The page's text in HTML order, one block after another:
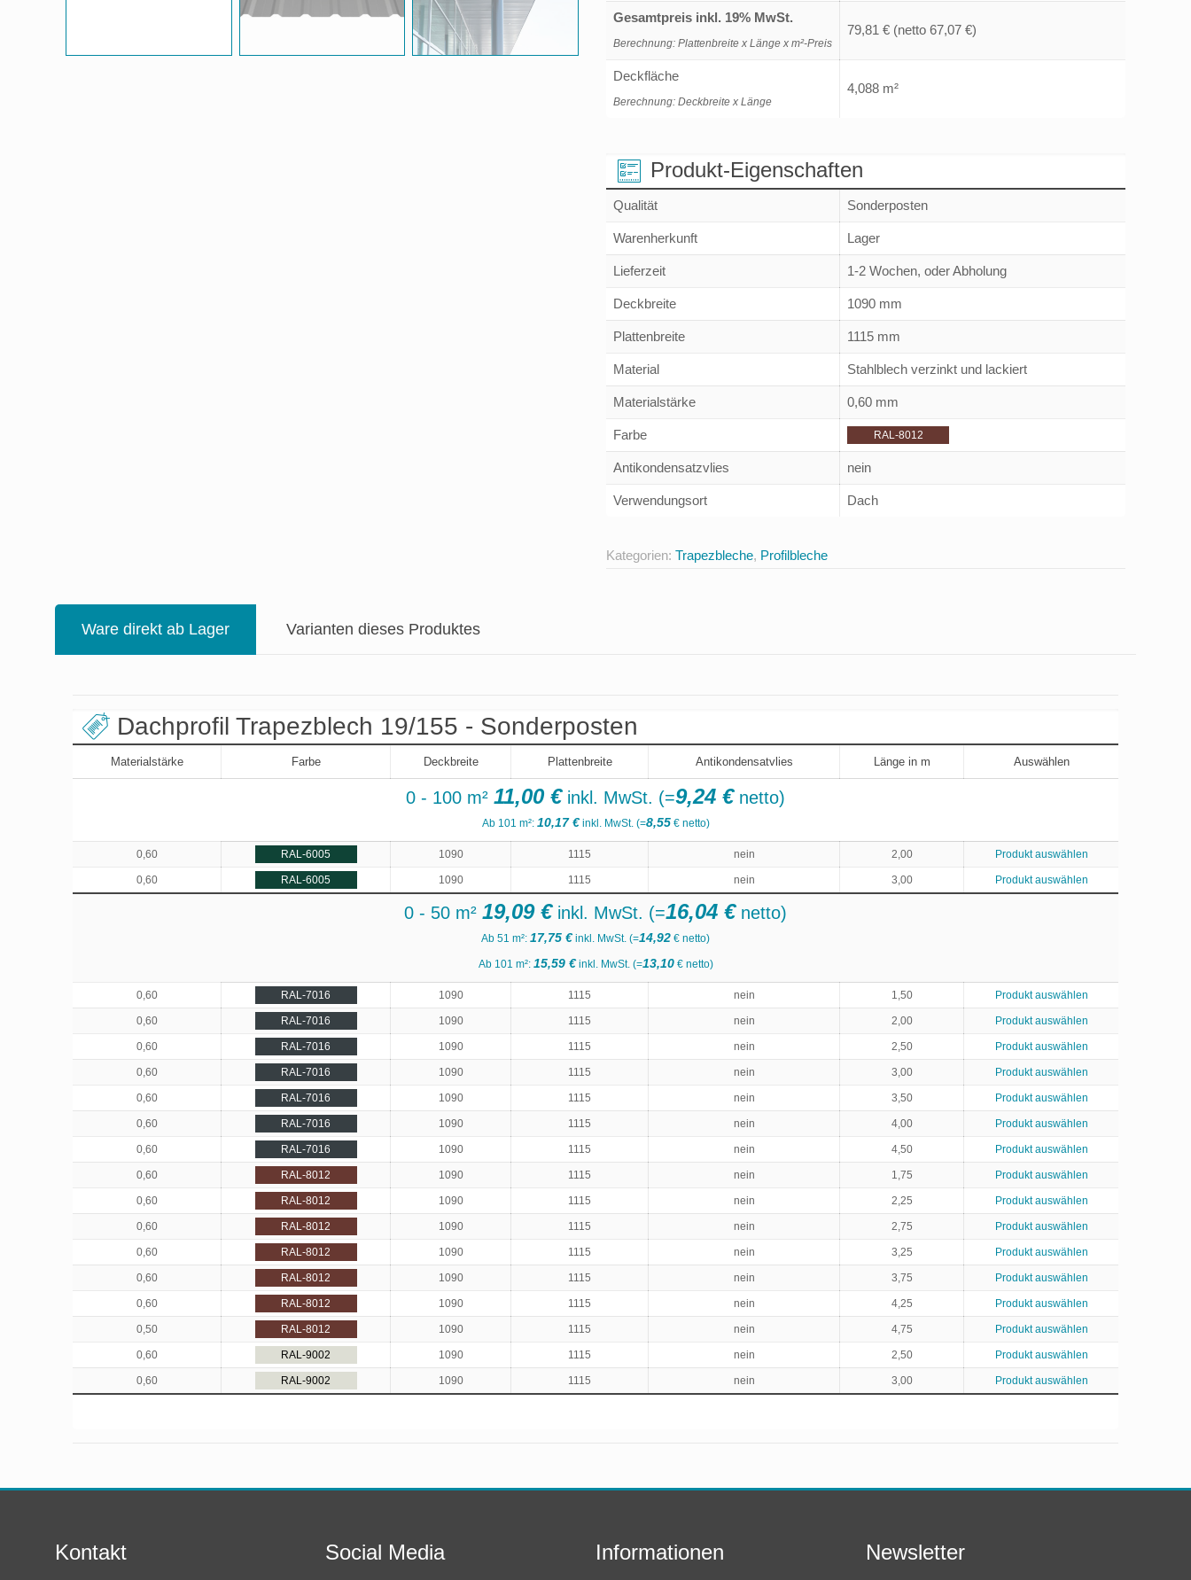
Gesamtpreis inkl. 19% MwSt.
Berechnung: Plattenbreite x Länge x m²-Preis
79,81 € (netto 67,07 €)
Deckfläche
Berechnung: Deckbreite x Länge
4,088 m²
Produkt-Eigenschaften
Qualität Sonderposten
Warenherkunft Lager
Lieferzeit 1-2 Wochen, oder Abholung
Deckbreite 1090 mm
Plattenbreite 1115 mm
Material Stahlblech verzinkt und lackiert
Materialstärke 0,60 mm
Farbe RAL-8012
Antikondensatzvlies nein
Verwendungsort Dach
Kategorien: Trapezbleche, Profilbleche
Ware direkt ab Lager Varianten dieses Produktes
Dachprofil Trapezblech 19/155 - Sonderposten
Materialstärke Farbe Deckbreite Plattenbreite Antikondensatvlies Länge in m Auswählen
0 - 100 m² 11,00 €inkl. MwSt. (=9,24 €netto)
Ab 101 m²: 10,17 €inkl. MwSt. (=8,55€ netto)
0,60 RAL-6005 1090 1115 nein 2,00 Produkt auswählen
0,60 RAL-6005 1090 1115 nein 3,00 Produkt auswählen
0 - 50 m² 19,09 €inkl. MwSt. (=16,04 €netto)
Ab 51 m²: 17,75 €inkl. MwSt. (=14,92 € netto)
Ab 101 m²: 15,59 €inkl. MwSt. (=13,10€ netto)
0,60 RAL-7016 1090 1115 nein 1,50 Produkt auswählen
0,60 RAL-7016 1090 1115 nein 2,00 Produkt auswählen
0,60 RAL-7016 1090 1115 nein 2,50 Produkt auswählen
0,60 RAL-7016 1090 1115 nein 3,00 Produkt auswählen
0,60 RAL-7016 1090 1115 nein 3,50 Produkt auswählen
0,60 RAL-7016 1090 1115 nein 4,00 Produkt auswählen
0,60 RAL-7016 1090 1115 nein 4,50 Produkt auswählen
0,60 RAL-8012 1090 1115 nein 1,75 Produkt auswählen
0,60 RAL-8012 1090 1115 nein 2,25 Produkt auswählen
0,60 RAL-8012 1090 1115 nein 2,75 Produkt auswählen
0,60 RAL-8012 1090 1115 nein 3,25 Produkt auswählen
0,60 RAL-8012 1090 1115 nein 3,75 Produkt auswählen
0,60 RAL-8012 1090 1115 nein 4,25 Produkt auswählen
0,50 RAL-8012 1090 1115 nein 4,75 Produkt auswählen
0,60 RAL-9002 1090 1115 nein 2,50 Produkt auswählen
0,60 RAL-9002 1090 1115 nein 3,00 Produkt auswählen
Kontakt Social Media Informationen Newsletter